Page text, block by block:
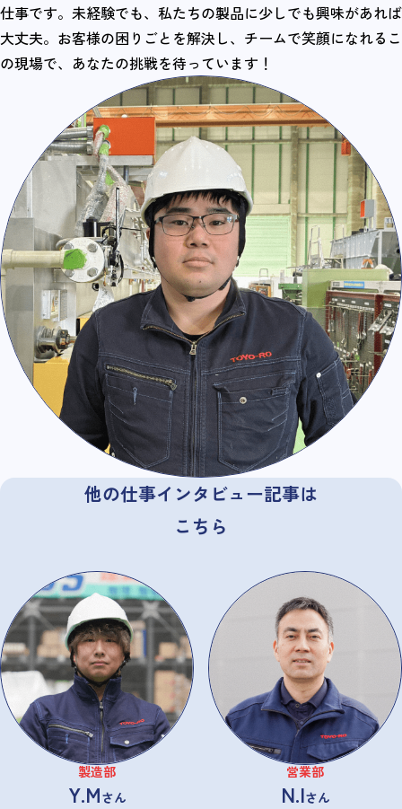
仕事です。未経験でも、私たちの製品に少しでも興味があれば
大丈夫。お客様の困りごとを解決し、チームで笑顔になれるこ
の現場で、あなたの挑戦を待っています！
他の仕事インタビュー記事は
こちら
製造部
Y.Mさん
営業部
N.Iさん